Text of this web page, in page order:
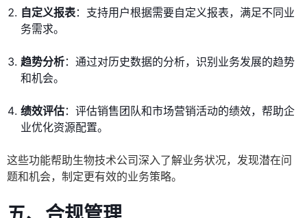
自定义报表：支持用户根据需要自定义报表，满足不同业
务需求。
趋势分析：通过对历史数据的分析，识别业务发展的趋势
和机会。
绩效评估：评估销售团队和市场营销活动的绩效，帮助企
业优化资源配置。
这些功能帮助生物技术公司深入了解业务状况，发现潜在问
题和机会，制定更有效的业务策略。